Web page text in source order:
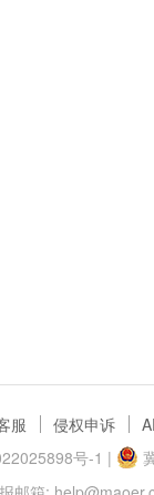
服 侵权申诉
号-1 |